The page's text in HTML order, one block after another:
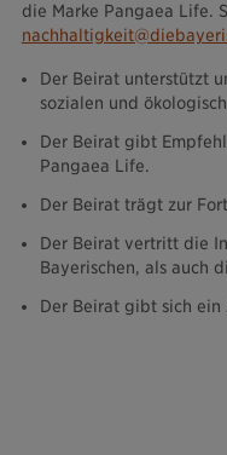
die Marke Pangaea Life.
Der Beirat unterstützt
sozialen und
Der Beirat gibt
Pangaea Life.
Der Beirat trägt zur
Der Beirat vertritt die
Bayerischen, als auch
Der Beirat gibt sich